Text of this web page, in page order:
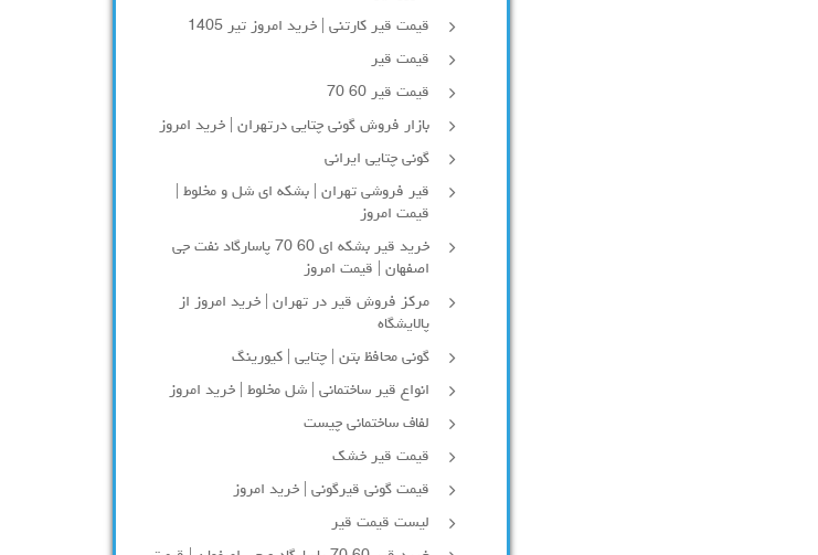
قیمت قیر کارتنی | خرید امروز تیر 1405
قیمت قیر
قیمت قیر 60 70
بازار فروش گونی چتایی درتهران | خرید امروز
گونی چتایی ایرانی
قیر فروشی تهران | بشکه ای شل و مخلوط |
قیمت امروز
خرید قیر بشکه ای 60 70 پاسارگاد نفت جی
اصفهان | قیمت امروز
مرکز فروش قیر در تهران | خرید امروز از
پالایشگاه
گونی محافظ بتن | چتایی | کیورینگ
انواع قیر ساختمانی | شل مخلوط | خرید امروز
لفاف ساختمانی چیست
قیمت قیر خشک
قیمت گونی قیرگونی | خرید امروز
لیست قیمت قیر